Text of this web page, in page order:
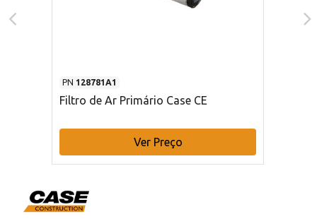
PN 128781A1
Filtro de Ar Primário Case CE
Ver Preço